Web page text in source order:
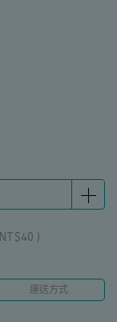
NT$40 )
運送方式